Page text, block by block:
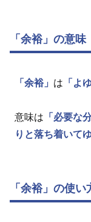
「余裕」の意味
「余裕」 は 「よ
意味は 「必要な
りと落ち着いて
「余裕」の使い